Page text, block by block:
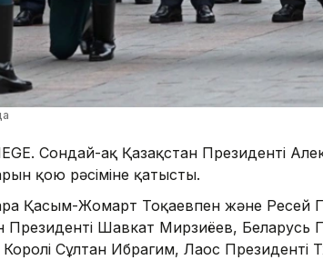
Сондай-ақ Қазақстан Президенті
қою рәсіміне қатысты.
Қасым-Жомарт Тоқаевпен және Ресей
Президенті Шавкат Мирзиёев, Беларусь
Сұлтан Ибрагим, Лаос Президенті